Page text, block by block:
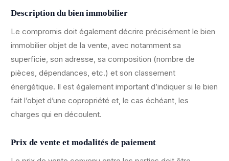
Description du bien immobilier
Le compromis doit également décrire précisément le bien
immobilier objet de la vente, avec notamment sa
superficie, son adresse, sa composition (nombre de
pièces, dépendances, etc.) et son classement
énergétique. Il est également important d’indiquer si le bien
fait l’objet d’une copropriété et, le cas échéant, les
charges qui en découlent.
Prix de vente et modalités de paiement